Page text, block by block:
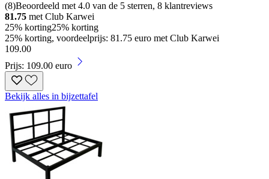
(8)Beoordeeld met 4.0 van de 5 sterren, 8 klantreviews
81.75 met Club Karwei
25% korting25% korting
25% korting, voordeelprijs: 81.75 euro met Club Karwei
109.00
Prijs: 109.00 euro
Bekijk alles in bijzettafel